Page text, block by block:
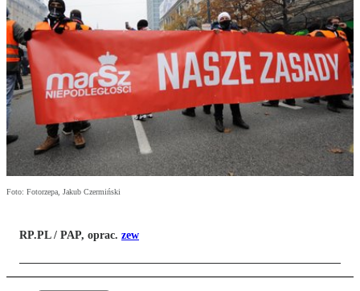
Foto: Fotorzepa, Jakub Czermiński
RP.PL / PAP, oprac. zew